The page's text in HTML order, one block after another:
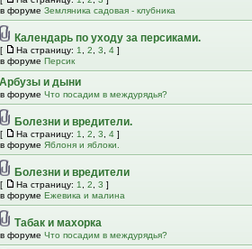
в форуме Земляника садовая - клубника
Календарь по уходу за персиками.
[ На страницу: 1 2 3 4 ]
в форуме Персик
Арбузы и дыни
в форуме Что посадим в междурядья?
Болезни и вредители.
[ На страницу: 1 2 3 4 ]
в форуме Яблоня и яблоки.
Болезни и вредители
[ На страницу: 1 2 3 ]
в форуме Ежевика и малина
Табак и махорка
в форуме Что посадим в междурядья?